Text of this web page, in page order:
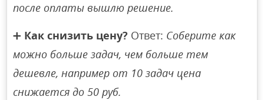
после оплаты вышлю решение.
➕ Как снизить цену? Ответ: Соберите как
можно больше задач, чем больше тем
дешевле, например от 10 задач цена
снижается до 50 руб.